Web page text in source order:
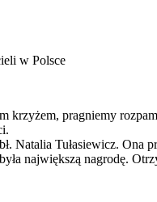
w Polsce
krzyżem, pragniemy
Natalia Tułasiewicz.
największą nagrodę.